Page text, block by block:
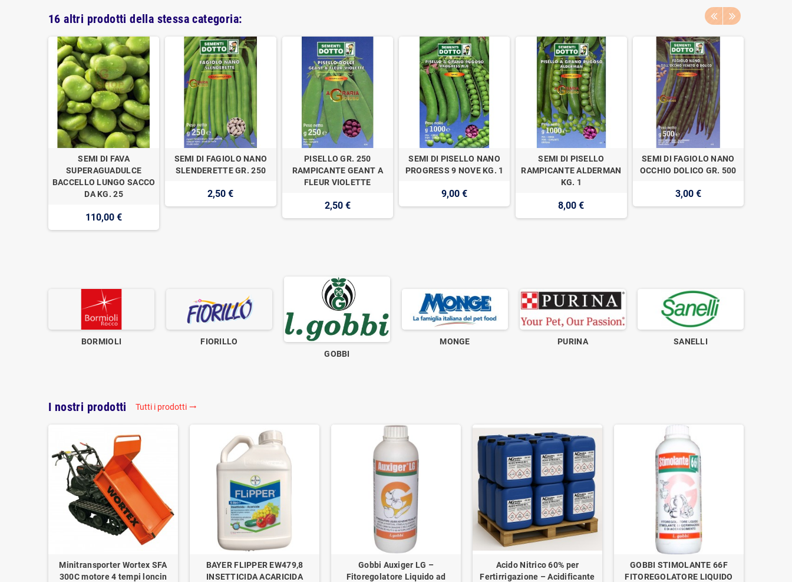
16 altri prodotti della stessa categoria:
SEMI DI FAVA
SUPERAGUADULCE
BACCELLO LUNGO SACCO
DA KG. 25
110,00 €
SEMI DI FAGIOLO NANO
SLENDERETTE GR. 250
2,50 €
PISELLO GR. 250
RAMPICANTE GEANT A
FLEUR VIOLETTE
2,50 €
SEMI DI PISELLO NANO
PROGRESS 9 NOVE KG. 1
9,00 €
SEMI DI PISELLO
RAMPICANTE ALDERMAN
KG. 1
8,00 €
SEMI DI FAGIOLO NANO
OCCHIO DOLICO GR. 500
3,00 €
BORMIOLI
FIORILLO
GOBBI
MONGE PURINA SANELLI
I nostri prodotti Tutti i prodotti trending_flat
Minitransporter Wortex SFA
300C motore 4 tempi loncin
BAYER FLIPPER EW479,8
INSETTICIDA ACARICIDA
Gobbi Auxiger LG –
Fitoregolatore Liquido ad
Acido Nitrico 60% per
Fertirrigazione – Acidificante
GOBBI STIMOLANTE 66F
FITOREGOLATORE LIQUIDO